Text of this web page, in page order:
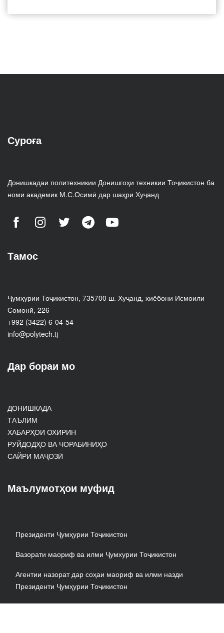
Суроға
Донишкадаи политехникии Донишгоҳи техникии Тоҷикистон ба
номи академик М.С.Осимӣ дар шаҳри Хуҷанд
Тамос
Ҷумҳурии Тоҷикистон, 735700 ш. Хуҷанд, хиёбони Исмоили
Сомонӣ, 226
+992 (3422) 6-04-54
info@polytech.tj
Дар бораи мо
ДОНИШКАДА
ТАЪЛИМ
ХАБАРҲОИ ОХИРИН
РУЙДОДҲО ВА ЧОРАБИНИҲО
САЙРИ МАҶОЗӢ
Маълумотҳои муфид
Президенти Ҷумҳурии Тоҷикистон
Вазорати маориф ва илми Ҷумхурии Тоҷикистон
Агентии назорат дар соҳаи маориф ва илми назди
Президенти Ҷумҳурии Тоҷикистон
АМИТ «Ховар»